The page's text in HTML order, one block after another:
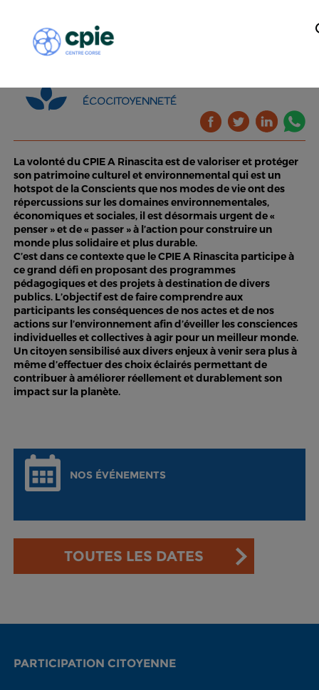
ÉCOCITOYENNETÉ
La volonté du CPIE A Rinascita est de valoriser et protéger
son patrimoine culturel et environnemental qui est un
hotspot de la Conscients que nos modes de vie ont des
répercussions sur les domaines environnementales,
économiques et sociales, il est désormais urgent de «
penser » et de « passer » à l’action pour construire un
monde plus solidaire et plus durable.
C’est dans ce contexte que le CPIE A Rinascita participe à
ce grand défi en proposant des programmes
pédagogiques et des projets à destination de divers
publics. L’objectif est de faire comprendre aux
participants les conséquences de nos actes et de nos
actions sur l’environnement afin d’éveiller les consciences
individuelles et collectives à agir pour un meilleur monde.
Un citoyen sensibilisé aux divers enjeux à venir sera plus à
même d’effectuer des choix éclairés permettant de
contribuer à améliorer réellement et durablement son
impact sur la planète.
NOS ÉVÉNEMENTS
TOUTES LES DATES
PARTICIPATION CITOYENNE